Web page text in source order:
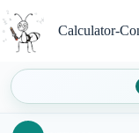
al
contenido
Calculator-